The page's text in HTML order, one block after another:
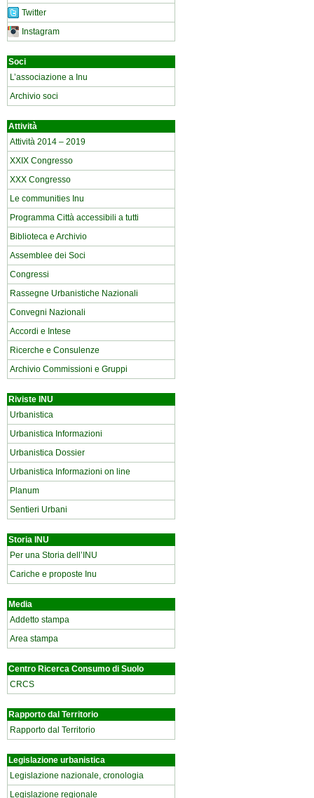
Twitter
Instagram
Soci
L’associazione a Inu
Archivio soci
Attività
Attività 2014 – 2019
XXIX Congresso
XXX Congresso
Le communities Inu
Programma Città accessibili a tutti
Biblioteca e Archivio
Assemblee dei Soci
Congressi
Rassegne Urbanistiche Nazionali
Convegni Nazionali
Accordi e Intese
Ricerche e Consulenze
Archivio Commissioni e Gruppi
Riviste INU
Urbanistica
Urbanistica Informazioni
Urbanistica Dossier
Urbanistica Informazioni on line
Planum
Sentieri Urbani
Storia INU
Per una Storia dell’INU
Cariche e proposte Inu
Media
Addetto stampa
Area stampa
Centro Ricerca Consumo di Suolo
CRCS
Rapporto dal Territorio
Rapporto dal Territorio
Legislazione urbanistica
Legislazione nazionale, cronologia
Legislazione regionale